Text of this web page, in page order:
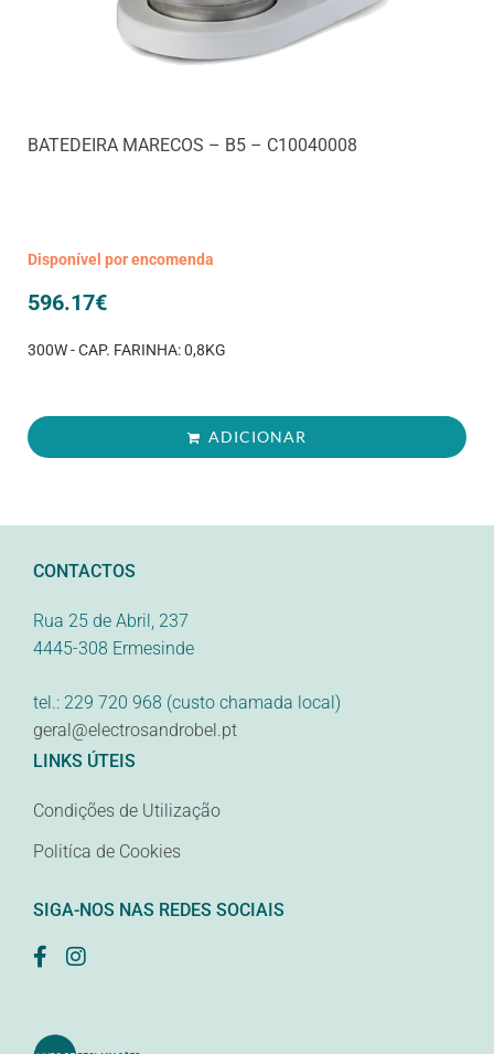
BATEDEIRA MARECOS – B5 – C10040008
Disponível por encomenda
596.17€
300W - CAP. FARINHA: 0,8KG
ADICIONAR
CONTACTOS
Rua 25 de Abril, 237
4445-308 Ermesinde
tel.: 229 720 968 (custo chamada local)
geral@electrosandrobel.pt
LINKS ÚTEIS
Condições de Utilização
Politíca de Cookies
SIGA-NOS NAS REDES SOCIAIS